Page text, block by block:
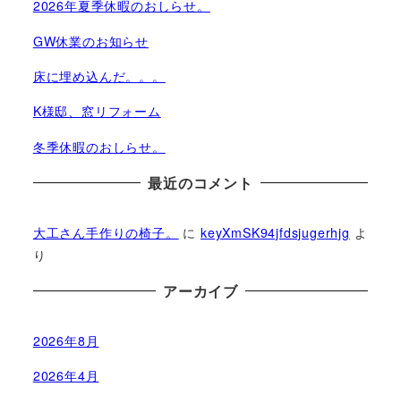
2026年夏季休暇のおしらせ。
GW休業のお知らせ
床に埋め込んだ。。。
K様邸、窓リフォーム
冬季休暇のおしらせ。
最近のコメント
大工さん手作りの椅子。 にkeyXmSK94jfdsjugerhjg よ
り
アーカイブ
2026年8月
2026年4月